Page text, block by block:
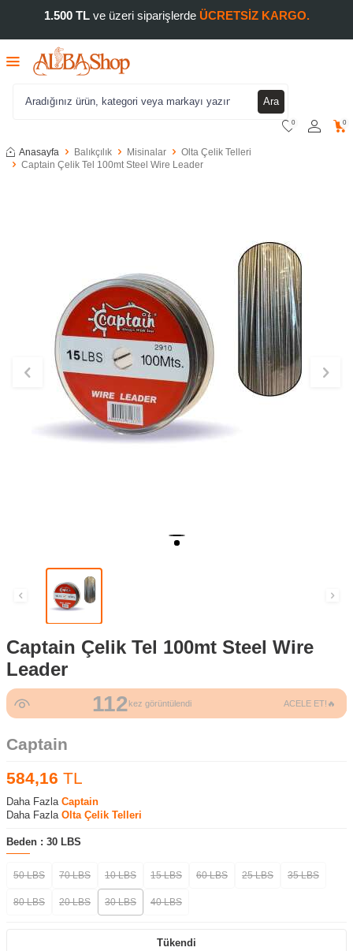
1.500 TLve üzeri siparişlerde ÜCRETSİZ KARGO.
Ara
0 0
Anasayfa Balıkçılık Misinalar
Olta Çelik Telleri
Captain Çelik Tel 100mt Steel Wire Leader
Captain Çelik Tel 100mt Steel Wire
Leader
112 kez görüntülendi ACELE ET!🔥
Captain
584,16 TL
Daha Fazla Captain
Daha Fazla Olta Çelik Telleri
Beden : 30 LBS
50 LBS 70 LBS 10 LBS 15 LBS 60 LBS 25 LBS 35 LBS
80 LBS 20 LBS 30 LBS 40 LBS
Tükendi